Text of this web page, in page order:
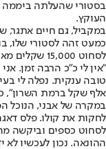
בסטורי שהעלתה ביממה
העוקץ.
במקביל, גם חיים אתגר,
כמעט זהה לסטורי שלו,
לסחוט 15,000 שקלים מאנשים באותו התירוץ: מצוקה כספית.
"אין לי כ"כ הרבה זמן.
אלף שקל ברמת השרון",
במקרה של אבני, הנוכל
לחקות את קולו. פלס
לסחוט כספים וביקשה
ההונאה. נכון לעכשיו